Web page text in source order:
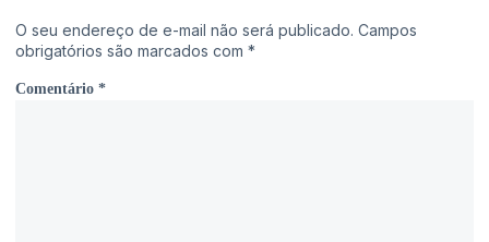
O seu endereço de e-mail não será publicado. Campos
obrigatórios são marcados com *
Comentário *